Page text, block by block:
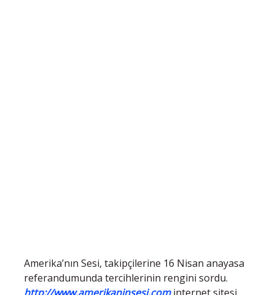
Amerika’nın Sesi, takipçilerine 16 Nisan anayasa
referandumunda tercihlerinin rengini sordu.